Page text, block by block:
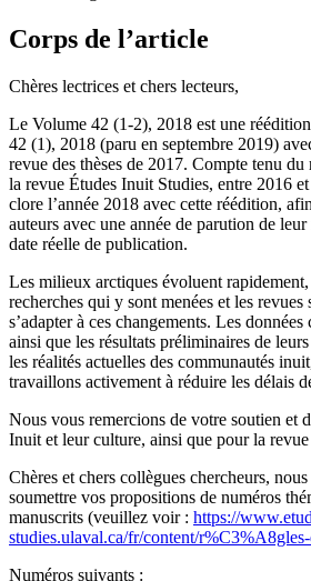
Corps de l’article
Chères lectrices et chers lecteurs,
Le Volume 42 (1-2), 2018 est une
42 (1), 2018 (paru en septembre 2019)
revue des thèses de 2017. Compte tenu
la revue Études Inuit Studies, entre 2016
clore l’année 2018 avec cette réédition,
auteurs avec une année de parution de
date réelle de publication.
Les milieux arctiques évoluent
recherches qui y sont menées et les
s’adapter à ces changements. Les
ainsi que les résultats préliminaires de
les réalités actuelles des communautés
travaillons activement à réduire les délais
Nous vous remercions de votre soutien et
Inuit et leur culture, ainsi que pour la
Chères et chers collègues chercheurs,
soumettre vos propositions de numéros
manuscrits (veuillez voir : https://
studies.ulaval.ca/fr/content/
Numéros suivants :